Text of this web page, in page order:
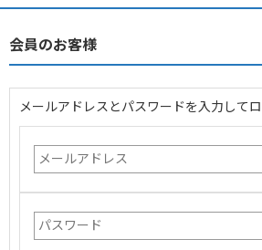
講座を探す
個人のお客様
法人のお客様
会員のお客様
メールアドレスとパスワードを入力して